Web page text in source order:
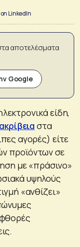
LinkedIn
αποτελέσματα
Google
είδη,
ακρίβεια στα
αγορές) είτε
προϊόντων σε
με «πράσινο»
υψηλούς
«ανθίζει»